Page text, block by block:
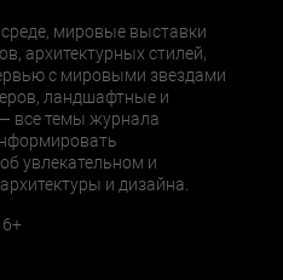
мировые выставки
архитектурных стилей,
с мировыми звездами
ландшафтные и
все темы журнала
увлекательном и
и дизайна.